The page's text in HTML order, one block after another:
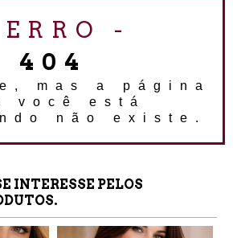
-
404
mas a página
você está
não existe.
INTERESSE PELOS